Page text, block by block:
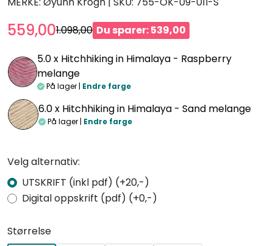
559,001.098,00 Du sparer: 539,00
5.0 x Hitchhiking in Himalaya - Raspberry
melange
På lager | Endre farge
6.0 x Hitchhiking in Himalaya - Sand melange
På lager | Endre farge
Velg alternativ:
UTSKRIFT (inkl pdf) (+20,-)
Digital oppskrift (pdf) (+0,-)
Størrelse